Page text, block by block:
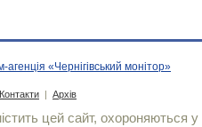
агенція «Чернігівський монітор»
Контакти | Архів
цей сайт, охороняються у